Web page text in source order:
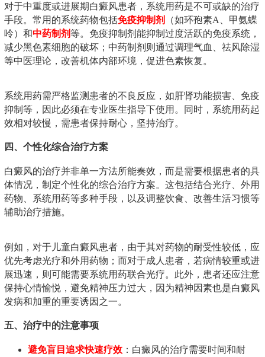
对于中重度或进展期白癜风患者，系统用药是不可或缺的治疗
手段。常用的系统药物包括免疫抑制剂
（如环孢素A、甲氨蝶
呤）和中药制剂等。免疫抑制剂能抑制过度活跃的免疫系统，
减少黑色素细胞的破坏；中药制剂则通过调理气血、祛风除湿
等中医理论，改善机体内部环境，促进色素恢复。
系统用药需严格监测患者的不良反应，如肝肾功能损害、免疫
抑制等，因此必须在专业医生指导下使用。同时，系统用药起
效相对较慢，需患者保持耐心，坚持治疗。
四、个性化综合治疗方案
白癜风的治疗并非单一方法所能奏效，而是需要根据患者的具
体情况，制定个性化的综合治疗方案。这包括结合光疗、外用
药物、系统用药等多种手段，以及调整饮食、改善生活习惯等
辅助治疗措施。
例如，对于儿童白癜风患者，由于其对药物的耐受性较低，应
优先考虑光疗和外用药物；而对于成人患者，若病情较重或进
展迅速，则可能需要系统用药联合光疗。此外，患者还应注意
保持心情愉悦，避免精神压力过大，因为精神因素也是白癜风
发病和加重的重要诱因之一。
五、治疗中的注意事项
避免盲目追求快速疗效 ：白癜风的治疗需要时间和耐